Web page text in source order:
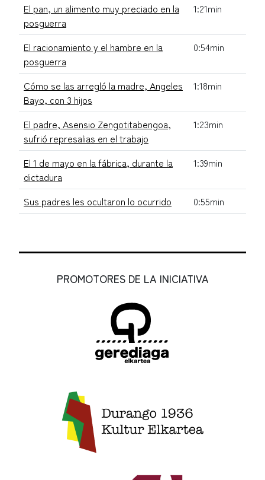
El pan, un alimento muy preciado en la
posguerra
1:21min
El racionamiento y el hambre en la
posguerra
0:54min
Cómo se las arregló la madre, Angeles
Bayo, con 3 hijos
1:18min
El padre, Asensio Zengotitabengoa,
sufrió represalias en el trabajo
1:23min
El 1 de mayo en la fábrica, durante la
dictadura
1:39min
Sus padres les ocultaron lo ocurrido 0:55min
PROMOTORES DE LA INICIATIVA